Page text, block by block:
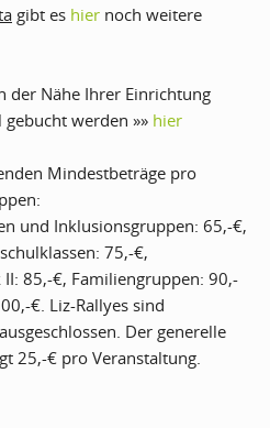
gibt es hier noch weitere
der Nähe Ihrer Einrichtung
werden »» hier
Mindestbeträge pro
und Inklusionsgruppen: 65,-€,
75,-€,
II: 85,-€, Familiengruppen: 90,-
€. Liz-Rallyes sind
Der generelle
25,-€ pro Veranstaltung.